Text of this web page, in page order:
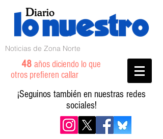
Noticias de Zona Norte
48 años diciendo lo que
otros prefieren callar
¡Seguinos también en nuestras redes
sociales!